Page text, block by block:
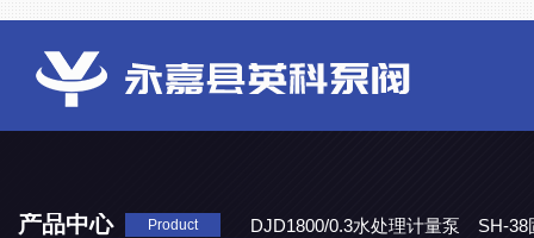
产品中心 Product DJD1800/0.3水处理计量泵
SH-38